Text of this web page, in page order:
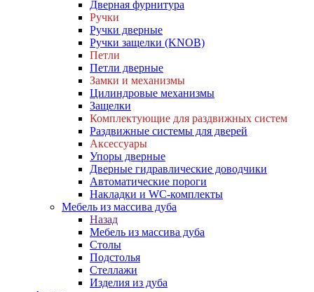
Дверная фурнитура
Ручки
Ручки дверные
Ручки защелки (KNOB)
Петли
Петли дверные
Замки и механизмы
Цилиндровые механизмы
Защелки
Комплектующие для раздвижных систем
Раздвижные системы для дверей
Аксессуары
Упоры дверные
Дверные гидравлические доводчики
Автоматические пороги
Накладки и WC-комплекты
Мебель из массива дуба
Назад
Мебель из массива дуба
Столы
Подстолья
Стеллажи
Изделия из дуба